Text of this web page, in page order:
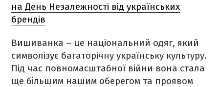
на День Незалежності від українських
брендів
Вишиванка – це національний одяг, який
символізує багаторічну українську культуру.
Під час повномасштабної війни вона стала
ще більшим нашим оберегом та проявом